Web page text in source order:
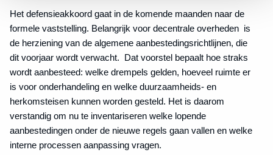
Het defensieakkoord gaat in de komende maanden naar de
formele vaststelling. Belangrijk voor decentrale overheden is
de herziening van de algemene aanbestedingsrichtlijnen, die
dit voorjaar wordt verwacht. Dat voorstel bepaalt hoe straks
wordt aanbesteed: welke drempels gelden, hoeveel ruimte er
is voor onderhandeling en welke duurzaamheids- en
herkomsteisen kunnen worden gesteld. Het is daarom
verstandig om nu te inventariseren welke lopende
aanbestedingen onder de nieuwe regels gaan vallen en welke
interne processen aanpassing vragen.